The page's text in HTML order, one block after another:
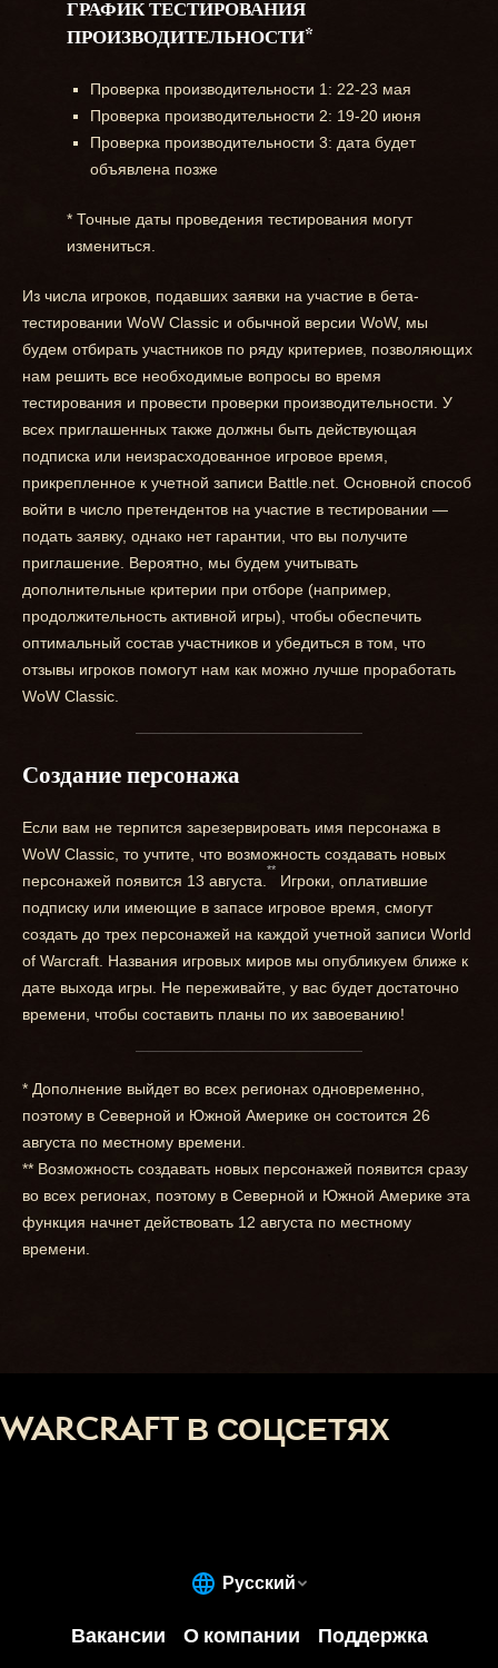
ГРАФИК ТЕСТИРОВАНИЯ
ПРОИЗВОДИТЕЛЬНОСТИ*
Проверка производительности 1: 22-23 мая
Проверка производительности 2: 19-20 июня
Проверка производительности 3: дата будет
объявлена позже
* Точные даты проведения тестирования могут
измениться.
Из числа игроков, подавших заявки на участие в бета-
тестировании WoW Classic и обычной версии WoW, мы
будем отбирать участников по ряду критериев, позволяющих
нам решить все необходимые вопросы во время
тестирования и провести проверки производительности. У
всех приглашенных также должны быть действующая
подписка или неизрасходованное игровое время,
прикрепленное к учетной записи Battle.net. Основной способ
войти в число претендентов на участие в тестировании —
подать заявку, однако нет гарантии, что вы получите
приглашение. Вероятно, мы будем учитывать
дополнительные критерии при отборе (например,
продолжительность активной игры), чтобы обеспечить
оптимальный состав участников и убедиться в том, что
отзывы игроков помогут нам как можно лучше проработать
WoW Classic.
Создание персонажа
Если вам не терпится зарезервировать имя персонажа в
WoW Classic, то учтите, что возможность создавать новых
персонажей появится 13 августа.
**
Игроки, оплатившие
подписку или имеющие в запасе игровое время, смогут
создать до трех персонажей на каждой учетной записи World
of Warcraft. Названия игровых миров мы опубликуем ближе к
дате выхода игры. Не переживайте, у вас будет достаточно
времени, чтобы составить планы по их завоеванию!
* Дополнение выйдет во всех регионах одновременно,
поэтому в Северной и Южной Америке он состоится 26
августа по местному времени.
** Возможность создавать новых персонажей появится сразу
во всех регионах, поэтому в Северной и Южной Америке эта
функция начнет действовать 12 августа по местному
времени.
WARCRAFT В СОЦСЕТЯХ